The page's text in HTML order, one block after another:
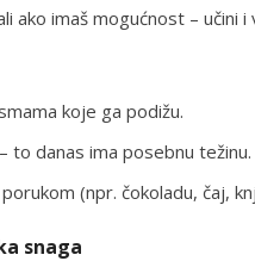
ako imaš mogućnost – učini i
koje ga podižu.
to danas ima posebnu težinu.
(npr. čokoladu, čaj,
snaga